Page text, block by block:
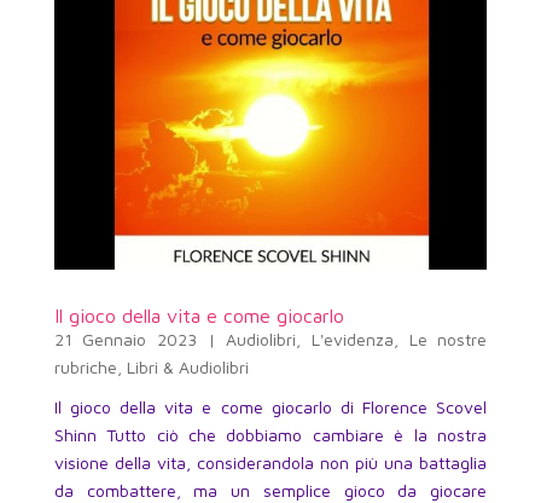
Il gioco della vita e come giocarlo
21 Gennaio 2023 | Audiolibri L'evidenza
Le nostre
rubriche Libri & Audiolibri
Il gioco della vita e come giocarlo di Florence Scovel
Shinn Tutto ciò che dobbiamo cambiare è la nostra
visione della vita, considerandola non più una battaglia
da combattere, ma un semplice gioco da giocare